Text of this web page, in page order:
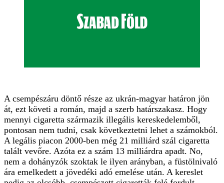
A csempészáru döntő része az ukrán-magyar határon jön
át, ezt követi a román, majd a szerb határszakasz. Hogy
mennyi cigaretta származik illegális kereskedelemből,
pontosan nem tudni, csak következtetni lehet a számokból.
A legális piacon 2000-ben még 21 milliárd szál cigaretta
talált vevőre. Azóta ez a szám 13 milliárdra apadt. No,
nem a dohányzók szoktak le ilyen arányban, a füstölnivaló
ára emelkedett a jövedéki adó emelése után. A kereslet